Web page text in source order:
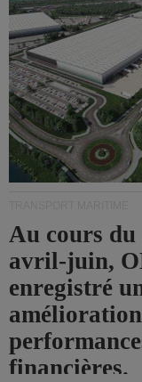
Au cours
avril-juin,
enregistré
amélioration
financières.